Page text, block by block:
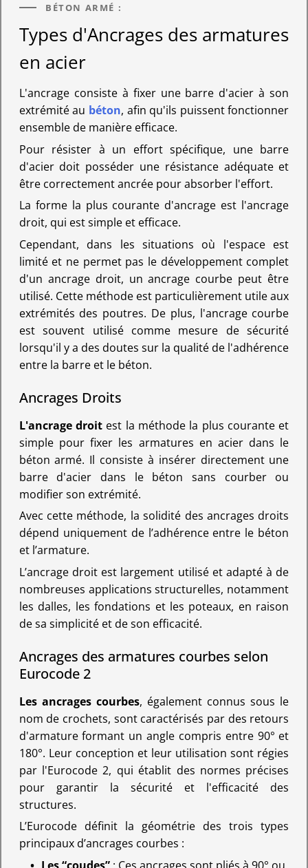
BÉTON ARMÉ :
Types d'Ancrages des armatures
en acier
L'ancrage consiste à fixer une barre d'acier à son
extrémité au béton, afin qu'ils puissent fonctionner
ensemble de manière efficace.
Pour résister à un effort spécifique, une barre
d'acier doit posséder une résistance adéquate et
être correctement ancrée pour absorber l'effort.
La forme la plus courante d'ancrage est l'ancrage
droit, qui est simple et efficace.
Cependant, dans les situations où l'espace est
limité et ne permet pas le développement complet
d'un ancrage droit, un ancrage courbe peut être
utilisé. Cette méthode est particulièrement utile aux
extrémités des poutres. De plus, l'ancrage courbe
est souvent utilisé comme mesure de sécurité
lorsqu'il y a des doutes sur la qualité de l'adhérence
entre la barre et le béton.
Ancrages Droits
L'ancrage droitest la méthode la plus courante et
simple pour fixer les armatures en acier dans le
béton armé. Il consiste à insérer directement une
barre d'acier dans le béton sans courber ou
modifier son extrémité.
Avec cette méthode, la solidité des ancrages droits
dépend uniquement de l’adhérence entre le béton
et l’armature.
L’ancrage droit est largement utilisé et adapté à de
nombreuses applications structurelles, notamment
les dalles, les fondations et les poteaux, en raison
de sa simplicité et de son efficacité.
Ancrages des armatures courbes selon
Eurocode 2
Les ancrages courbes, également connus sous le
nom de crochets, sont caractérisés par des retours
d'armature formant un angle compris entre 90° et
180°. Leur conception et leur utilisation sont régies
par l'Eurocode 2, qui établit des normes précises
pour garantir la sécurité et l'efficacité des
structures.
L’Eurocode définit la géométrie des trois types
principaux d’ancrages courbes :